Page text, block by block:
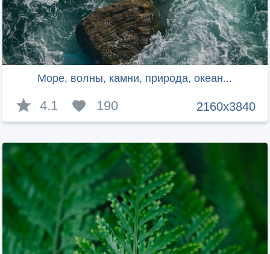
Море, волны, камни, природа, океан...
2160x3840
4.1 190